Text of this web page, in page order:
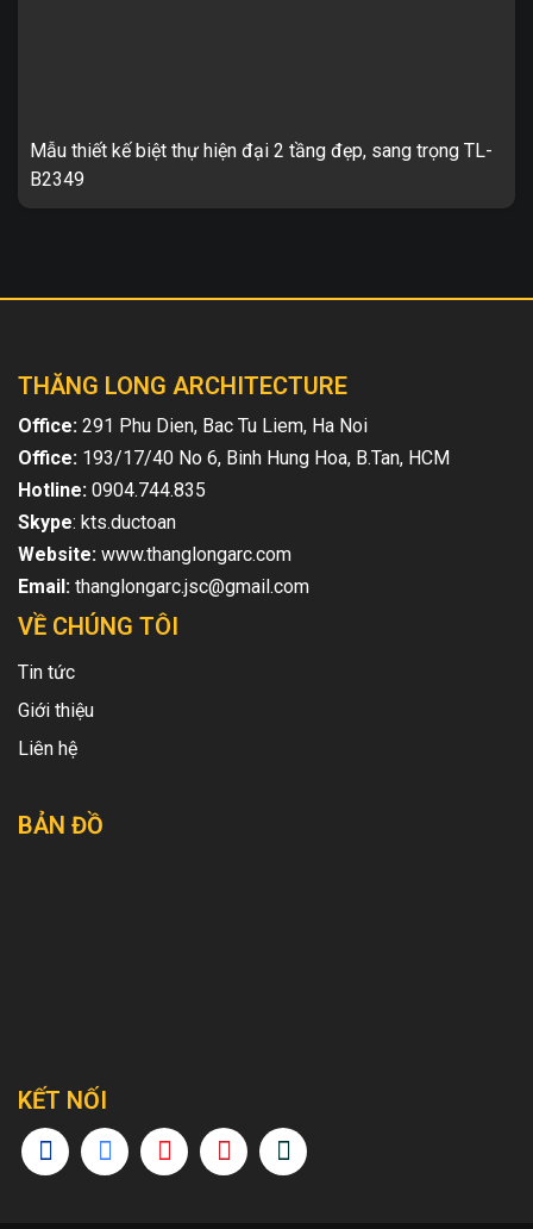
B2349 ...
Mẫu thiết kế biệt thự hiện đại 2 tầng đẹp, sang trọng TL-
B2349
THĂNG LONG ARCHITECTURE
Office: 291 Phu Dien, Bac Tu Liem, Ha Noi
Office: 193/17/40 No 6, Binh Hung Hoa, B.Tan, HCM
Hotline: 0904.744.835
Skype: kts.ductoan
Website: www.thanglongarc.com
Email: thanglongarc.jsc@gmail.com
VỀ CHÚNG TÔI
Tin tức
Giới thiệu
Liên hệ
BẢN ĐỒ
KẾT NỐI